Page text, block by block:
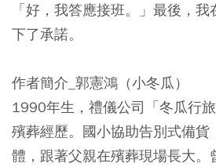
「好，我答應接班。」最後，
下了承諾。
作者簡介_郭憲鴻（小冬瓜）
1990年生，禮儀公司「冬瓜行
殯葬經歷。國小協助告別式備貨
體，跟著父親在殯葬現場長大。